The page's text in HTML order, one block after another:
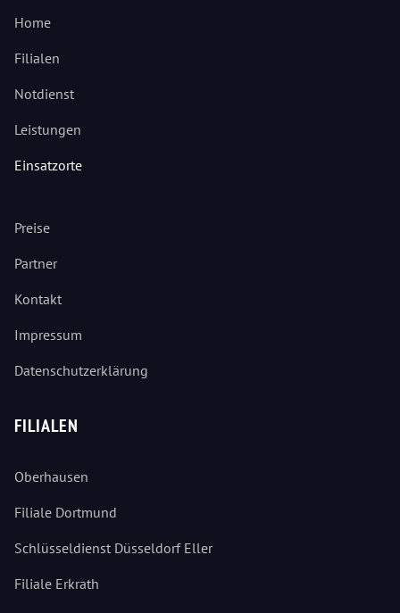
Home
Filialen
Notdienst
Leistungen
Einsatzorte
Preise
Partner
Kontakt
Impressum
Datenschutzerklärung
FILIALEN
Oberhausen
Filiale Dortmund
Schlüsseldienst Düsseldorf Eller
Filiale Erkrath